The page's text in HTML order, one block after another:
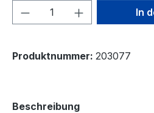
Produkt Anzahl: In
Produktnummer: 203077
Beschreibung